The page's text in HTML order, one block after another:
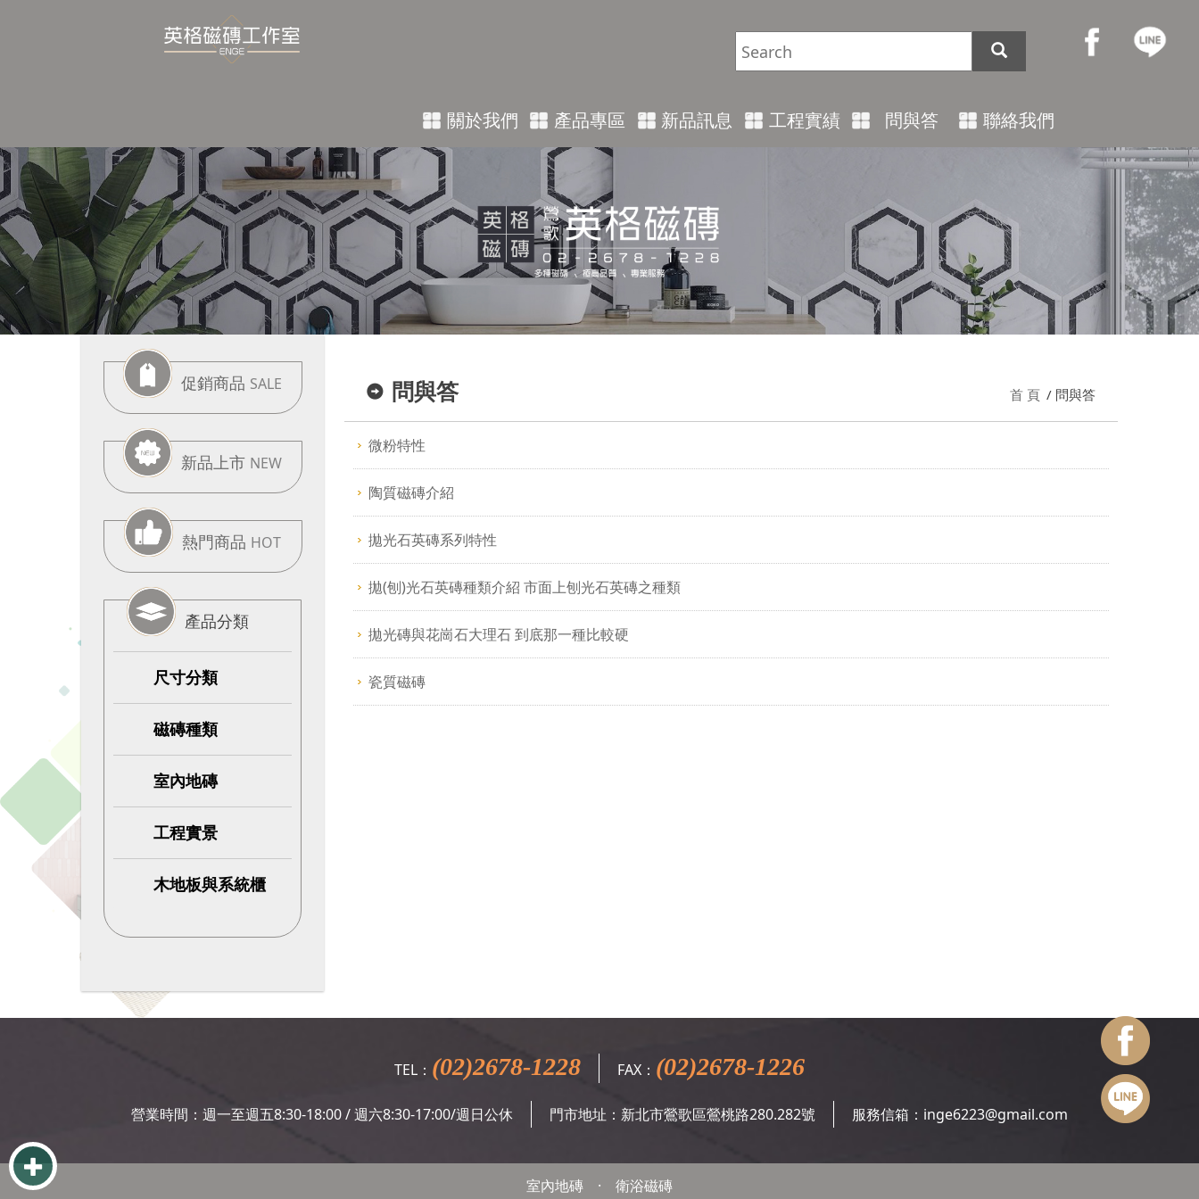
關於我們 產品專區 新品訊息 工程實績 問與答 聯絡我們
促銷商品 SALE
新品上市 NEW
熱門商品 HOT
產品分類
尺寸分類
磁磚種類
室內地磚
工程實景
木地板與系統櫃
問與答 首 頁 問與答
微粉特性
陶質磁磚介紹
拋光石英磚系列特性
拋(刨)光石英磚種類介紹 市面上刨光石英磚之種類
拋光磚與花崗石大理石 到底那一種比較硬
瓷質磁磚
TEL： (02)2678-1228 FAX： (02)2678-1226
營業時間：週一至週五8:30-18:00 / 週六8:30-17:00/週日公休 門市地址：新北市鶯歌區鶯桃路280.282號 服務信箱： inge6223@gmail.com
室內地磚 · 衛浴磁磚